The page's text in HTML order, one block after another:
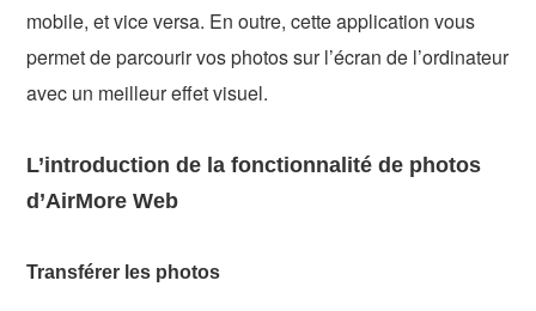
mobile, et vice versa. En outre, cette application vous
permet de parcourir vos photos sur l’écran de l’ordinateur
avec un meilleur effet visuel.
L’introduction de la fonctionnalité de photos
d’AirMore Web
Transférer les photos